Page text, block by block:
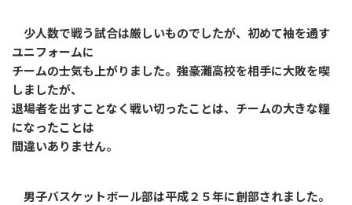
少人数で戦う試合は厳しいものでしたが、初めて袖を通す
ユニフォームに
チームの士気も上がりました。強豪灘高校を相手に大敗を喫
しましたが、
退場者を出すことなく戦い切ったことは、チームの大きな糧
になったことは
間違いありません。
男子バスケットボール部は平成２５年に創部されました。